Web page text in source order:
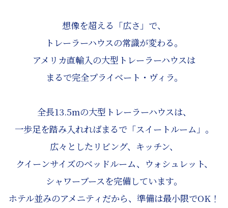
想像を超える「広さ」で、
トレーラーハウスの常識が変わる。
アメリカ直輸入の大型トレーラーハウスは
まるで完全プライベート・ヴィラ。
全長13.5mの大型トレーラーハウスは、
一歩足を踏み入れればまるで「スイートルーム」。
広々としたリビング、キッチン、
クイーンサイズのベッドルーム、ウォシュレット、
シャワーブースを完備しています。
ホテル並みのアメニティだから、準備は最小限でOK！